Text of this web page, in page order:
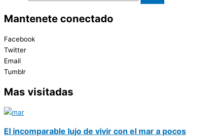
Mantenete conectado
Facebook
Twitter
Email
Tumblr
Mas visitadas
El incomparable lujo de vivir con el mar a pocos